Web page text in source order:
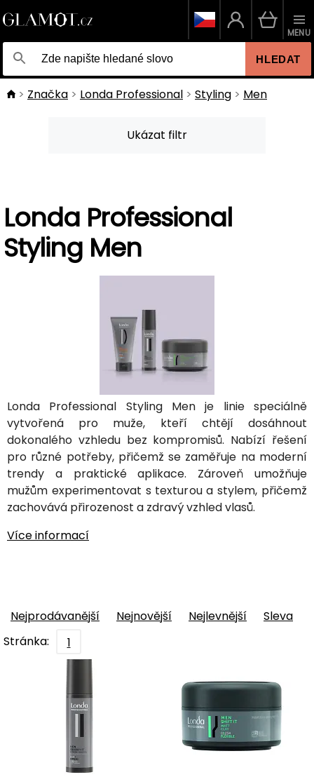
HLEDAT
MENU
Značka Londa Professional Styling Men
Ukázat filtr
Londa Professional
Styling Men
Londa Professional Styling Men je linie speciálně
vytvořená pro muže, kteří chtějí dosáhnout
dokonalého vzhledu bez kompromisů. Nabízí řešení
pro různé potřeby, přičemž se zaměřuje na moderní
trendy a praktické aplikace. Zároveň umožňuje
mužům experimentovat s texturou a stylem, přičemž
zachovává přirozenost a zdravý vzhled vlasů.
Více informací
Nejprodávanější Nejnovější Nejlevnější
Sleva
Stránka:
1